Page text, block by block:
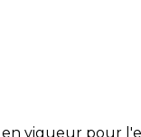
vigueur pour